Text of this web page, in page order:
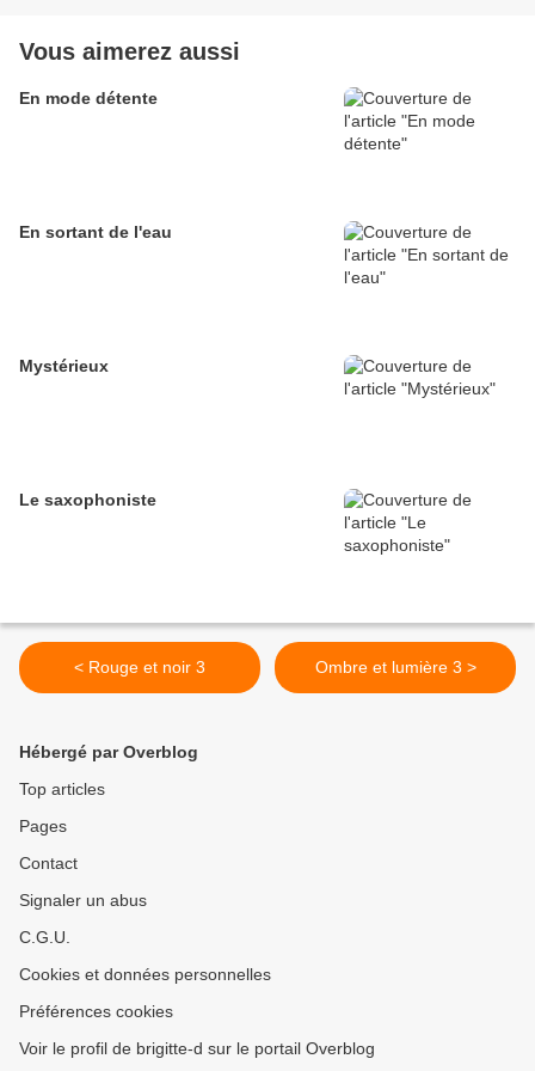
Vous aimerez aussi
En mode détente
En sortant de l'eau
Mystérieux
Le saxophoniste
< Rouge et noir 3 Ombre et lumière 3 >
Hébergé par Overblog
Top articles
Pages
Contact
Signaler un abus
C.G.U.
Cookies et données personnelles
Préférences cookies
Voir le profil de brigitte-d sur le portail Overblog